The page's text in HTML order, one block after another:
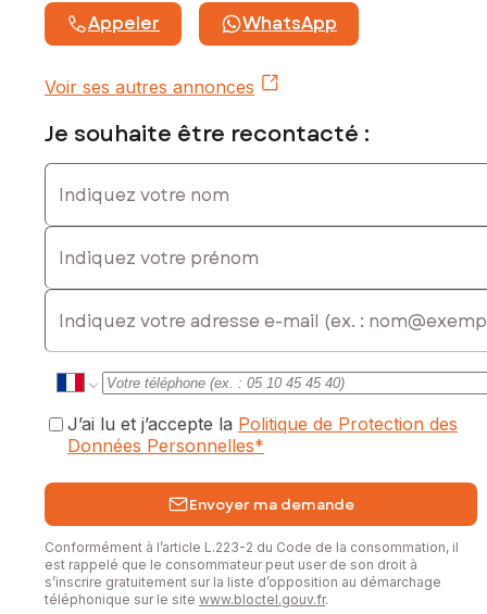
Prix de vente hors honoraires d'agence : 320 640 €
Honoraires charge acquéreur : 13 360 € soit 4,17 % TTC de
Contactez votre conseiller SAFTI : Céline MANCHON, Tél. :
06 24 26 75 43, E-mail : celine.manchon@safti.fr - EI - Agent
commercial immatriculé au RSAC de TOULON sous le
numéro 448766386
Appeler WhatsApp
Voir ses autres annonces
Je souhaite être recontacté :
Indiquez votre nom
Indiquez votre prénom
E-mail
J’ai lu et j’accepte la Politique de Protection des
Données Personnelles*
Envoyer ma demande
Conformément à l’article L.223-2 du Code de la consommation, il
est rappelé que le consommateur peut user de son droit à
s’inscrire gratuitement sur la liste d’opposition au démarchage
téléphonique sur le site www.bloctel.gouv.fr.